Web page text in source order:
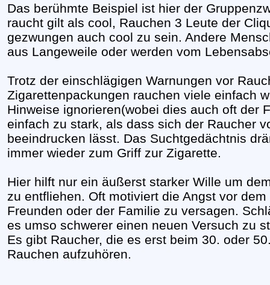
Das berühmte Beispiel ist hier der
raucht gilt als cool, Rauchen 3 Leute der
gezwungen auch cool zu sein. Andere
aus Langeweile oder werden vom
Trotz der einschlägigen Warnungen vor
Zigarettenpackungen rauchen viele einfach
Hinweise ignorieren(wobei dies auch oft der
einfach zu stark, als dass sich der Raucher
beeindrucken lässt. Das Suchtgedächtnis
immer wieder zum Griff zur Zigarette.
Hier hilft nur ein äußerst starker Wille um
zu entfliehen. Oft motiviert die Angst vor
Freunden oder der Familie zu versagen.
es umso schwerer einen neuen Versuch zu
Es gibt Raucher, die es erst beim 30. oder
Rauchen aufzuhören.